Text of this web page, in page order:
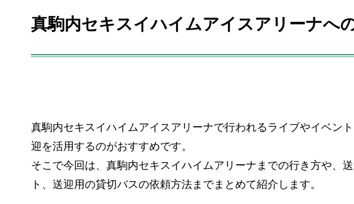
真駒内セキスイハイムアイスアリーナへ
真駒内セキスイハイムアイスアリーナで行われるライブやイベン
迎を活用するのがおすすめです。
そこで今回は、真駒内セキスイハイムアリーナまでの行き方や、
ト、送迎用の貸切バスの依頼方法までまとめて紹介します。